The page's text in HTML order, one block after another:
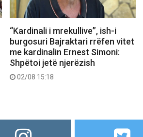
“Kardinali i mrekullive”, ish-i
burgosuri Bajraktari rrëfen vitet
me kardinalin Ernest Simoni:
Shpëtoi jetë njerëzish
02/08 15:18